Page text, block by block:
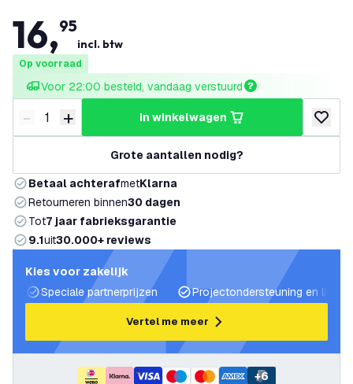
16,95
incl. btw
Op voorraad
Voor 22:00 besteld, vandaag verstuurd
Verminder hoeveelheid
- Verhoog hoeveelheid
+ in winkelwagen
Grote aantallen nodig?
Betaal achterafmetKlarna
Retourneren binnen30 dagen
Tot7 jaar fabrieksgarantie
9.1uit30.000+ reviews
Kies voor zakelijk
Speciale partnerprijzen
Projectondersteuning en
Vertel me meer
+6